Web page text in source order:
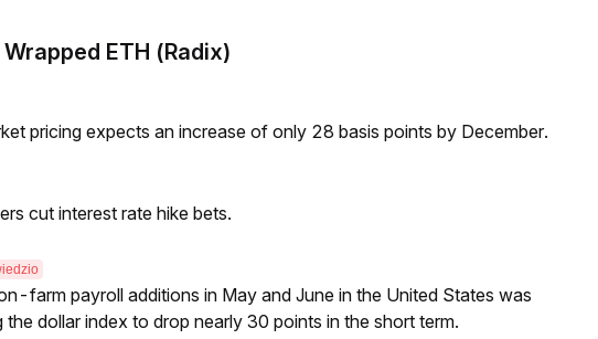
ETH (Radix)
pricing expects an increase of only 28 basis points by December.
cut interest rate hike bets.
farm payroll additions in May and June in the United States was
dollar index to drop nearly 30 points in the short term.